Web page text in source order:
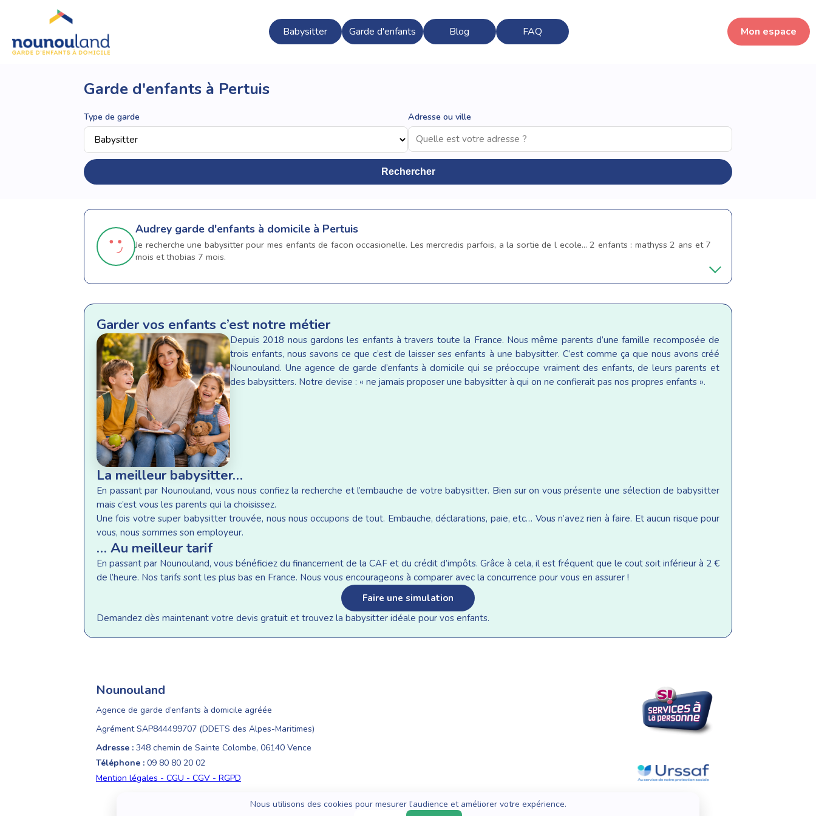
Babysitter Garde d'enfants Blog FAQ Mon espace
Garde d'enfants à Pertuis
Type de garde Adresse ou ville
Rechercher
Audrey garde d'enfants à domicile à Pertuis
Je recherche une babysitter pour mes enfants de facon occasionelle. Les mercredis parfois, a la sortie de l ecole... 2 enfants : mathyss 2 ans et 7
mois et thobias 7 mois.
Garder vos enfants c’est notre métier
Depuis 2018 nous gardons les enfants à travers toute la France. Nous même parents d’une famille recomposée de
trois enfants, nous savons ce que c’est de laisser ses enfants à une babysitter. C’est comme ça que nous avons créé
Nounouland. Une agence de garde d’enfants à domicile qui se préoccupe vraiment des enfants, de leurs parents et
des babysitters. Notre devise : « ne jamais proposer une babysitter à qui on ne confierait pas nos propres enfants ».
La meilleur babysitter…
En passant par Nounouland, vous nous confiez la recherche et l’embauche de votre babysitter. Bien sur on vous présente une sélection de babysitter
mais c’est vous les parents qui la choisissez.
Une fois votre super babysitter trouvée, nous nous occupons de tout. Embauche, déclarations, paie, etc… Vous n’avez rien à faire. Et aucun risque pour
vous, nous sommes son employeur.
… Au meilleur tarif
En passant par Nounouland, vous bénéficiez du financement de la CAF et du crédit d’impôts. Grâce à cela, il est fréquent que le cout soit inférieur à 2 €
de l’heure. Nos tarifs sont les plus bas en France. Nous vous encourageons à comparer avec la concurrence pour vous en assurer !
Faire une simulation
Demandez dès maintenant votre devis gratuit et trouvez la babysitter idéale pour vos enfants.
Nounouland
Agence de garde d’enfants à domicile agréée
Agrément SAP844499707 (DDETS des Alpes-Maritimes)
Adresse : 348 chemin de Sainte Colombe, 06140 Vence
Téléphone : 09 80 80 20 02
Mention légales - CGU - CGV - RGPD
Nous utilisons des cookies pour mesurer l’audience et améliorer votre expérience.